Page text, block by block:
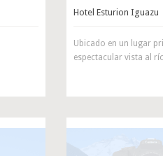
Hotel Esturion Iguazu
Ubicado en un lugar
espectacular vista al